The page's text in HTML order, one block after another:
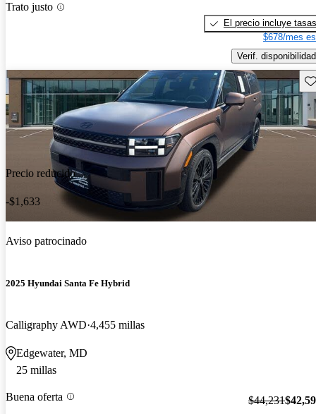
Trato justo
El precio incluye tasas
$678/mes
Verif. disponibilidad
Precio reducido
-$1,633
Aviso patrocinado
2025 Hyundai Santa Fe Hybrid
Calligraphy AWD 4,455 millas
Edgewater, MD
25 millas
Buena oferta $44,231